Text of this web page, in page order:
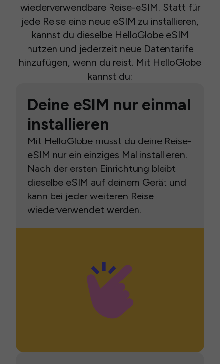
wiederverwendbare Reise-eSIM. Statt für
jede Reise eine neue eSIM zu installieren,
kannst du dieselbe HelloGlobe eSIM
nutzen und jederzeit neue Datentarife
hinzufügen, wenn du reist. Mit HelloGlobe
kannst du:
Deine eSIM nur einmal
installieren
Mit HelloGlobe musst du deine Reise-
eSIM nur ein einziges Mal installieren.
Nach der ersten Einrichtung bleibt
dieselbe eSIM auf deinem Gerät und
kann bei jeder weiteren Reise
wiederverwendet werden.